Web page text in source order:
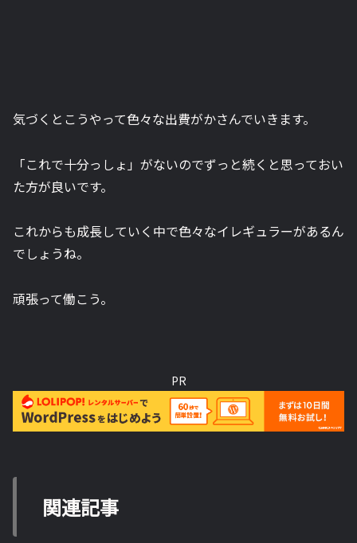
気づくとこうやって色々な出費がかさんでいきます。
「これで十分っしょ」がないのでずっと続くと思っておい
た方が良いです。
これからも成長していく中で色々なイレギュラーがあるん
でしょうね。
頑張って働こう。
PR
関連記事